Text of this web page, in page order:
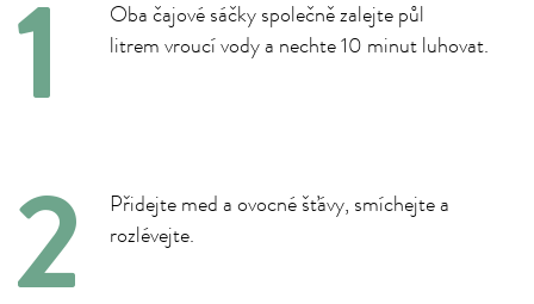
Oba čajové sáčky společně zalejte půl
litrem vroucí vody a nechte 10 minut luhovat.
Přidejte med a ovocné šťávy, smíchejte a
rozlévejte.